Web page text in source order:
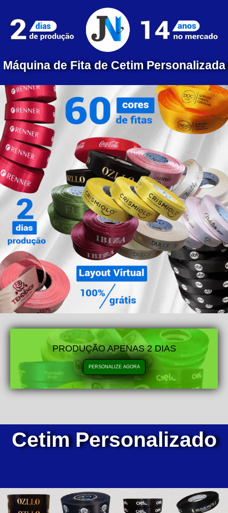
Máquina de Fita de Cetim Personalizada
PRODUÇÃO APENAS 2 DIAS
PERSONALIZE AGORA
Cetim Personalizado